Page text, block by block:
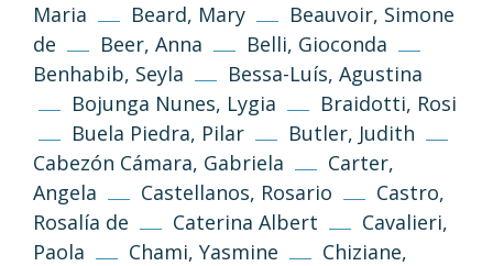
Maria Beard, Mary
Beauvoir, Simone
de
Beer, Anna
Belli, Gioconda
Benhabib, Seyla
Bessa-Luís, Agustina
Bojunga Nunes, Lygia
Braidotti, Rosi
Buela Piedra, Pilar
Butler, Judith
Cabezón Cámara, Gabriela
Carter,
Angela
Castellanos, Rosario
Castro,
Rosalía de
Caterina Albert
Cavalieri,
Paola
Chami, Yasmine
Chiziane,